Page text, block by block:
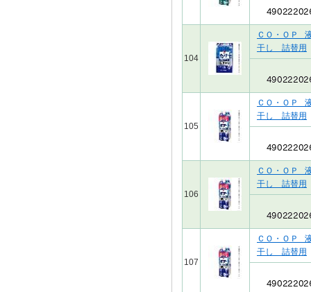
104
ＣＯ・ＯＰ
干し 詰替用
105
ＣＯ・ＯＰ
干し 詰替用
106
ＣＯ・ＯＰ
干し 詰替用
107
ＣＯ・ＯＰ
干し 詰替用